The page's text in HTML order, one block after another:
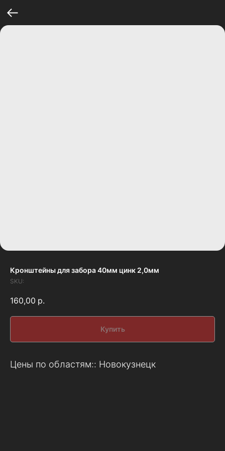
Кронштейны для забора 40мм цинк 2,0мм
SKU:
160,00 р.
Купить
Цены по областям:: Новокузнецк